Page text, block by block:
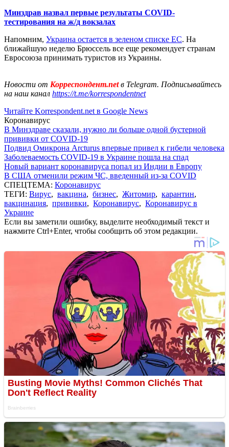
Минздрав назвал первые результаты COVID-
тестирования на ж/д вокзалах
Напомним, Украина остается в зеленом списке ЕС. На
ближайшую неделю Брюссель все еще рекомендует странам
Евросоюза принимать туристов из Украины.
Новости от Корреспондент.netв Telegram. Подписывайтесь
на наш канал https://t.me/korrespondentnet
Читайте Korrespondent.net в Google News
Коронавирус
В Минздраве сказали, нужно ли больше одной бустерной
прививки от COVID-19
Подвид Омикрона Arcturus впервые привел к гибели человека
Заболеваемость COVID-19 в Украине пошла на спад
Новый вариант коронавируса попал из Индии в Европу
В США отменили режим ЧС, введенный из-за COVID
СПЕЦТЕМА: Коронавирус
ТЕГИ: Вирус, вакцина, бизнес, Житомир, карантин,
вакцинация, прививки, Коронавирус, Коронавирус в
Украине
Если вы заметили ошибку, выделите необходимый текст и
нажмите Ctrl+Enter, чтобы сообщить об этом редакции.